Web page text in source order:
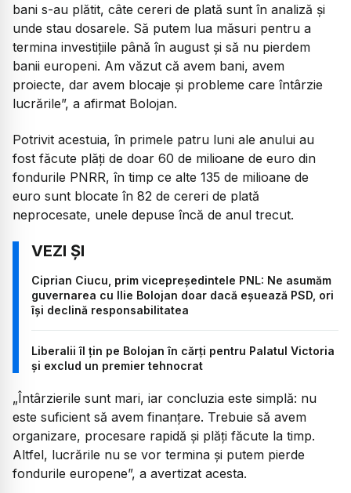
bani s-au plătit, câte cereri de plată sunt în analiză și
unde stau dosarele. Să putem lua măsuri pentru a
termina investițiile până în august și să nu pierdem
banii europeni. Am văzut că avem bani, avem
proiecte, dar avem blocaje și probleme care întârzie
lucrările”, a afirmat Bolojan.
Potrivit acestuia, în primele patru luni ale anului au
fost făcute plăți de doar 60 de milioane de euro din
fondurile PNRR, în timp ce alte 135 de milioane de
euro sunt blocate în 82 de cereri de plată
neprocesate, unele depuse încă de anul trecut.
Ciprian Ciucu, prim vicepreședintele PNL: Ne asumăm
guvernarea cu Ilie Bolojan doar dacă eșuează PSD, ori
își declină responsabilitatea
Liberalii îl țin pe Bolojan în cărți pentru Palatul Victoria
și exclud un premier tehnocrat
„Întârzierile sunt mari, iar concluzia este simplă: nu
este suficient să avem finanțare. Trebuie să avem
organizare, procesare rapidă și plăți făcute la timp.
Altfel, lucrările nu se vor termina și putem pierde
fondurile europene”, a avertizat acesta.